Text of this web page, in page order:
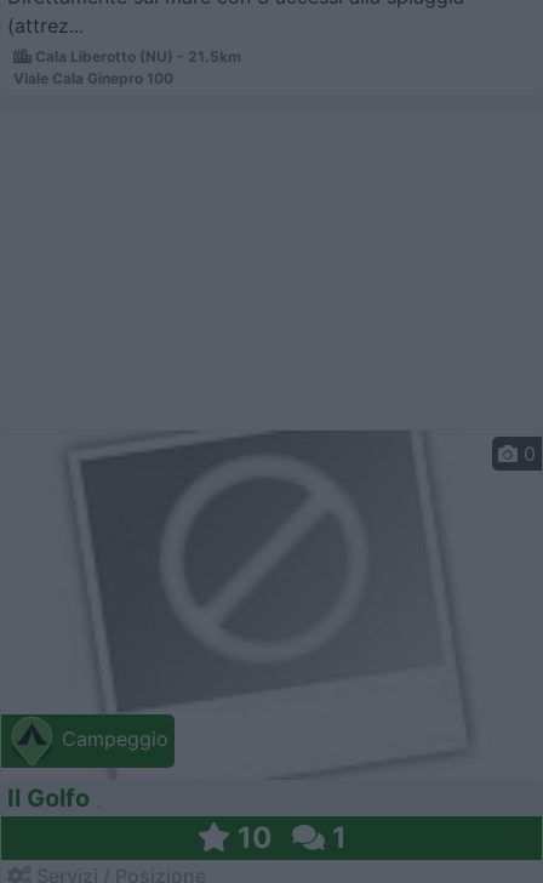
(attrez...
Cala Liberotto (NU) - 21.5km
Viale Cala Ginepro 100
Campeggio
0
Il Golfo
10 1